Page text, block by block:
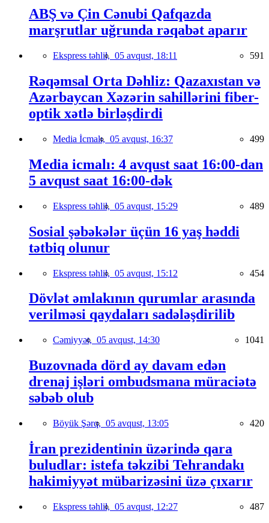
ABŞ və Çin Cənubi Qafqazda
marşrutlar uğrunda rəqabət aparır
Ekspress təhlil, 05 avqust, 18:11 591
Rəqəmsal Orta Dəhliz: Qazaxıstan və
Azərbaycan Xəzərin sahillərini fiber-
optik xətlə birləşdirdi
Media İcmalı, 05 avqust, 16:37 499
Media icmalı: 4 avqust saat 16:00-dan
5 avqust saat 16:00-dək
Ekspress təhlil, 05 avqust, 15:29 489
Sosial şəbəkələr üçün 16 yaş həddi
tətbiq olunur
Ekspress təhlil, 05 avqust, 15:12 454
Dövlət əmlakının qurumlar arasında
verilməsi qaydaları sadələşdirilib
Cəmiyyət, 05 avqust, 14:30 1041
Buzovnada dörd ay davam edən
drenaj işləri ombudsmana müraciətə
səbəb olub
Böyük Şərq, 05 avqust, 13:05 420
İran prezidentinin üzərində qara
buludlar: istefa təkzibi Tehrandakı
hakimiyyət mübarizəsini üzə çıxarır
Ekspress təhlil, 05 avqust, 12:27 487